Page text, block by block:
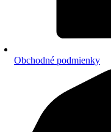
Obchodné podmienky